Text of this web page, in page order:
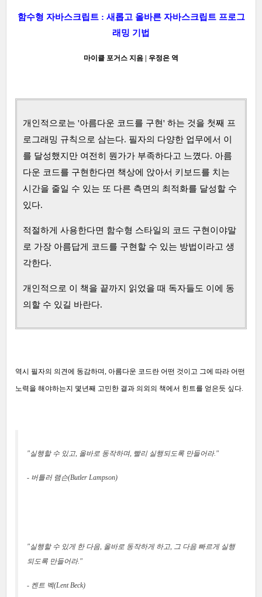
함수형 자바스크립트 : 새롭고 올바른 자바스크립트 프로그
래밍 기법
마이클 포거스 지음 | 우정은 역
개인적으로는 '아름다운 코드를 구현' 하는 것을 첫째 프
로그래밍 규칙으로 삼는다. 필자의 다양한 업무에서 이
를 달성했지만 여전히 뭔가가 부족하다고 느꼈다. 아름
다운 코드를 구현한다면 책상에 앉아서 키보드를 치는
시간을 줄일 수 있는 또 다른 측면의 최적화를 달성할 수
있다.
적절하게 사용한다면 함수형 스타일의 코드 구현이야말
로 가장 아름답게 코드를 구현할 수 있는 방법이라고 생
각한다.
개인적으로 이 책을 끝까지 읽었을 때 독자들도 이에 동
의할 수 있길 바란다.
역시 필자의 의견에 동감하며, 아름다운 코드란 어떤 것이고 그에 따라 어떤
노력을 해야하는지 몇년째 고민한 결과 의외의 책에서 힌트를 얻은듯 싶다.
"실행할 수 있고, 올바로 동작하며, 빨리 실행되도록 만들어라."
- 버틀러 램슨(Butler Lampson)
"실행할 수 있게 한 다음, 올바로 동작하게 하고, 그 다음 빠르게 실행
되도록 만들어라."
- 켄트 벡(Lent Beck)